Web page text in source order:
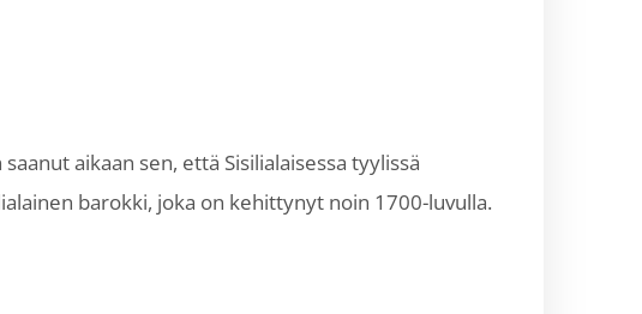
aikaan sen, että Sisilialaisessa tyylissä
barokki, joka on kehittynyt noin 1700-luvulla.